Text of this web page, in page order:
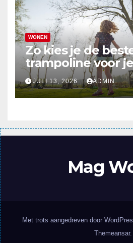
WONEN
Zo kies je de
trampoline voor
JULI 13, 2026 ADMIN
Mag
Met trots aangedreven door
Themeansar.